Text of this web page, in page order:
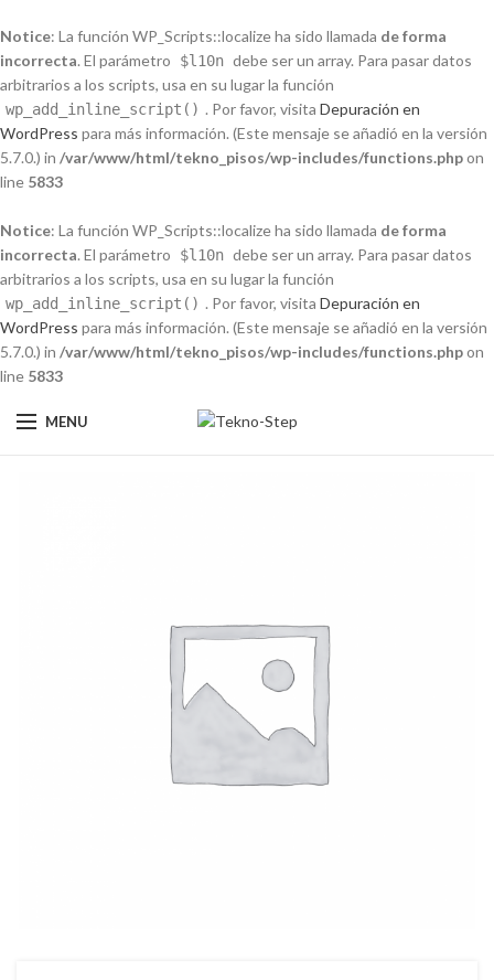
Notice: La función WP_Scripts::localize ha sido llamada de forma
incorrecta. El parámetro $l10n debe ser un array. Para pasar datos
arbitrarios a los scripts, usa en su lugar la función
wp_add_inline_script() . Por favor, visita Depuración en
WordPress para más información. (Este mensaje se añadió en la versión
5.7.0.) in /var/www/html/tekno_pisos/wp-includes/functions.phpon
line 5833
Notice: La función WP_Scripts::localize ha sido llamada de forma
incorrecta. El parámetro $l10n debe ser un array. Para pasar datos
arbitrarios a los scripts, usa en su lugar la función
wp_add_inline_script() . Por favor, visita Depuración en
WordPress para más información. (Este mensaje se añadió en la versión
5.7.0.) in /var/www/html/tekno_pisos/wp-includes/functions.phpon
line 5833
MENU